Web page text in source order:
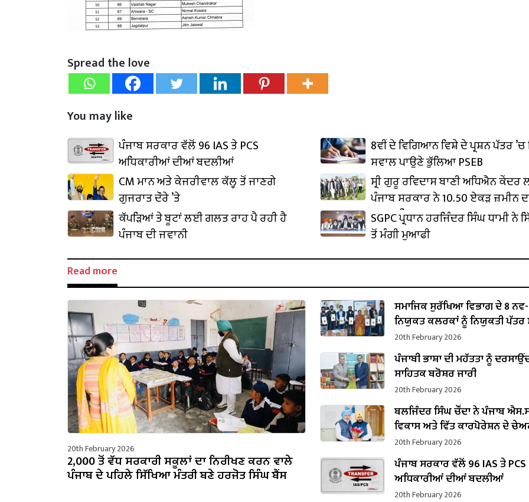
Spread the love
You may like
ਪੰਜਾਬ ਸਰਕਾਰ ਵੱਲੋਂ 96 IAS ਤੇ PCS
ਅਧਿਕਾਰੀਆਂ ਦੀਆਂ ਬਦਲੀਆਂ
8ਵੀਂ ਦੇ ਵਿਗਿਆਨ ਵਿਸ਼ੇ ਦੇ ਪ੍ਰਸ਼ਨ ਪੱਤਰ ’ਚ
ਸਵਾਲ ਪਾਉਣੇ ਭੁੱਲਿਆ PSEB
CM ਮਾਨ ਅਤੇ ਕੇਜਰੀਵਾਲ ਕੱਲ੍ਹ ਤੋਂ ਜਾਣਗੇ
ਗੁਜਰਾਤ ਦੌਰੇ ’ਤੇ
ਸ੍ਰੀ ਗੁਰੂ ਰਵਿਦਾਸ ਬਾਣੀ ਅਧਿਐਨ
ਪੰਜਾਬ ਸਰਕਾਰ ਨੇ 10.50 ਏਕੜ ਜ਼ਮੀਨ
ਕਬਜ਼ਾ ਲਿਆ
ਕੱਪੜਿਆਂ ਤੇ ਬੂਟਾਂ ਲਈ ਗਲਤ ਰਾਹ ਪੈ ਰਹੀ ਹੈ
ਪੰਜਾਬ ਦੀ ਜਵਾਨੀ
SGPC ਪ੍ਰਧਾਨ ਹਰਜਿੰਦਰ ਸਿੰਘ ਧਾਮੀ ਨੇ
ਤੋਂ ਮੰਗੀ ਮੁਆਫੀ
Read more
20th February 2026
2,000 ਤੋਂ ਵੱਧ ਸਰਕਾਰੀ ਸਕੂਲਾਂ ਦਾ ਨਿਰੀਖਣ ਕਰਨ ਵਾਲੇ
ਪੰਜਾਬ ਦੇ ਪਹਿਲੇ ਸਿੱਖਿਆ ਮੰਤਰੀ ਬਣੇ ਹਰਜੋਤ ਸਿੰਘ ਬੈਂਸ
ਸਮਾਜਿਕ ਸੁਰੱਖਿਆ ਵਿਭਾਗ ਦੇ 8 ਨਵ-
ਨਿਯੁਕਤ ਕਲਰਕਾਂ ਨੂੰ ਨਿਯੁਕਤੀ ਪੱਤਰ
20th February 2026
ਪੰਜਾਬੀ ਭਾਸ਼ਾ ਦੀ ਮਹੱਤਤਾ ਨੂੰ
ਸਾਹਿਤਕ ਬਰੋਸ਼ਰ ਜਾਰੀ
20th February 2026
ਬਲਜਿੰਦਰ ਸਿੰਘ ਚੌਂਦਾ ਨੇ ਪੰਜਾਬ
ਵਿਕਾਸ ਅਤੇ ਵਿੱਤ ਕਾਰਪੋਰੇਸ਼ਨ ਦੇ
ਵਜੋਂ ਸੰਭਾਲਿਆ ਕਾਰਜਭਾਰ
20th February 2026
ਪੰਜਾਬ ਸਰਕਾਰ ਵੱਲੋਂ 96 IAS ਤੇ PCS
ਅਧਿਕਾਰੀਆਂ ਦੀਆਂ ਬਦਲੀਆਂ
20th February 2026